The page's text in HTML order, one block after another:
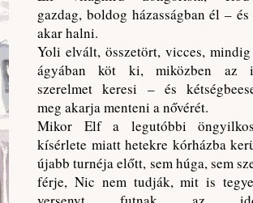
gazdag, boldog házasságban él – és
akar halni.
Yoli elvált, összetört, vicces, mindig
ágyában köt ki, miközben az
szerelmet keresi – és
meg akarja menteni a nővérét.
Mikor Elf a legutóbbi
kísérlete miatt hetekre kórházba
újabb turnéja előtt, sem húga, sem
férje, Nic nem tudják, mit is